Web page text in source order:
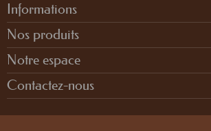
Informations
Nos produits
Notre espace
Contactez-nous